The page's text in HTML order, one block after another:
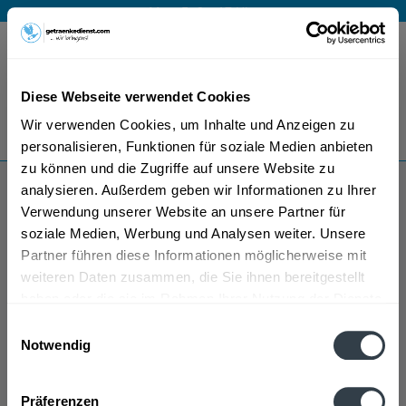
Diese Webseite verwendet Cookies
Wir verwenden Cookies, um Inhalte und Anzeigen zu
personalisieren, Funktionen für soziale Medien anbieten
zu können und die Zugriffe auf unsere Website zu
analysieren. Außerdem geben wir Informationen zu Ihrer
Verwendung unserer Website an unsere Partner für
soziale Medien, Werbung und Analysen weiter. Unsere
Partner führen diese Informationen möglicherweise mit
weiteren Daten zusammen, die Sie ihnen bereitgestellt
Notwendig
Präferenzen
Mo – Fr 9 – 17 Uhr
Menü
Bestellung widerrufen
Es gilt unsere Datenschutzerklärung
Retzbacher Benediktusberg
Retzbacher Benediktusberg wird in den folgenden
Regionen, Städten, Orten und Postleitzahl-Gebieten